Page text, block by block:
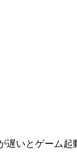
いとゲーム